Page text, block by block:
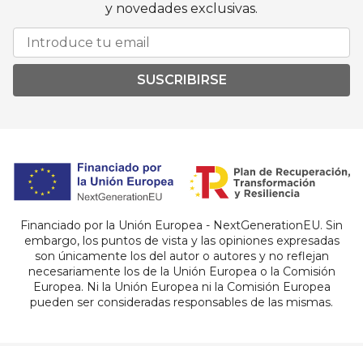
y novedades exclusivas.
SUSCRIBIRSE
Financiado por la Unión Europea - NextGenerationEU. Sin
embargo, los puntos de vista y las opiniones expresadas
son únicamente los del autor o autores y no reflejan
necesariamente los de la Unión Europea o la Comisión
Europea. Ni la Unión Europea ni la Comisión Europea
pueden ser consideradas responsables de las mismas.